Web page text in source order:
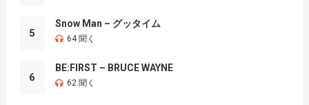
5
Snow Man – グッタイム
64 聞く
6
BE:FIRST – BRUCE WAYNE
62 聞く